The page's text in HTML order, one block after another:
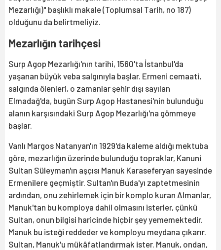
Mezarlığı)" başlıklı makale (Toplumsal Tarih, no 187)
olduğunu da belirtmeliyiz.
Mezarlığın tarihçesi
Surp Agop Mezarlığı'nın tarihi, 1560'ta İstanbul'da
yaşanan büyük veba salgınıyla başlar. Ermeni cemaati,
salgında ölenleri, o zamanlar şehir dışı sayılan
Elmadağ'da, bugün Surp Agop Hastanesi'nin bulunduğu
alanın karşısındaki Surp Agop Mezarlığı'na gömmeye
başlar.
Vanlı Margos Natanyan'ın 1929'da kaleme aldığı mektuba
göre, mezarlığın üzerinde bulunduğu topraklar, Kanuni
Sultan Süleyman'ın aşçısı Manuk Karaseferyan sayesinde
Ermenilere geçmiştir. Sultan'ın Buda'yı zaptetmesinin
ardından, onu zehirlemek için bir komplo kuran Almanlar,
Manuk'tan bu komploya dahil olmasını isterler, çünkü
Sultan, onun bilgisi haricinde hiçbir şey yememektedir.
Manuk bu isteği reddeder ve komployu meydana çıkarır.
Sultan, Manuk'u mükâfatlandırmak ister. Manuk, ondan,